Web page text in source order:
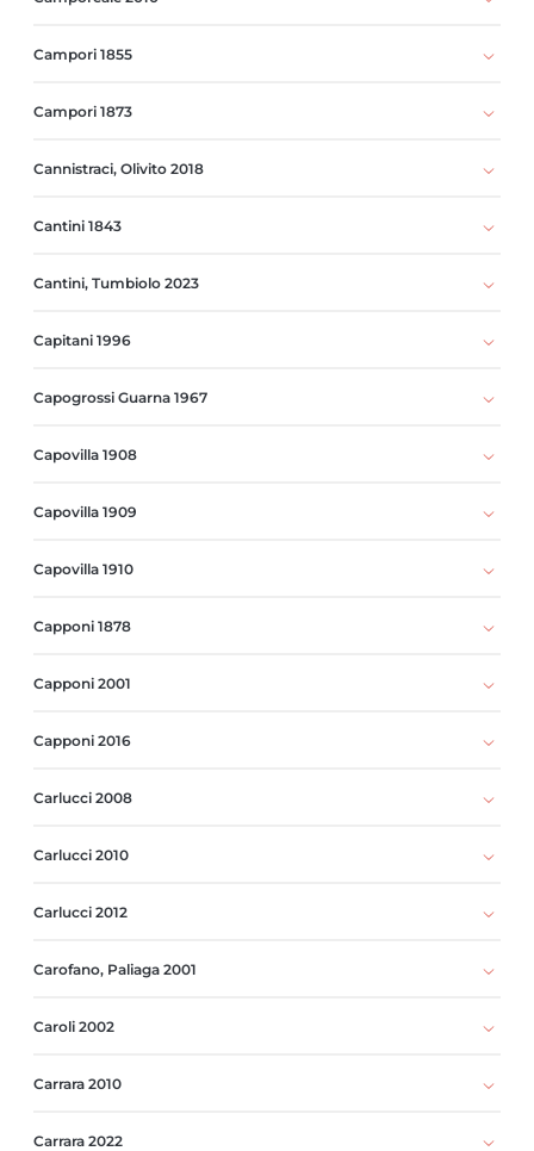
Campori 1855
Campori 1873
Cannistraci, Olivito 2018
Cantini 1843
Cantini, Tumbiolo 2023
Capitani 1996
Capogrossi Guarna 1967
Capovilla 1908
Capovilla 1909
Capovilla 1910
Capponi 1878
Capponi 2001
Capponi 2016
Carlucci 2008
Carlucci 2010
Carlucci 2012
Carofano, Paliaga 2001
Caroli 2002
Carrara 2010
Carrara 2022